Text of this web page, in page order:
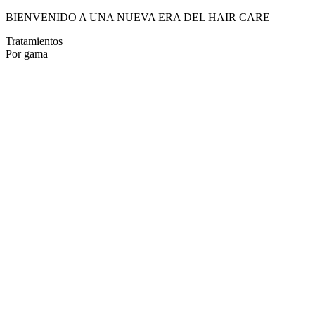
BIENVENIDO A UNA NUEVA ERA DEL HAIR CARE
Tratamientos
Por gama